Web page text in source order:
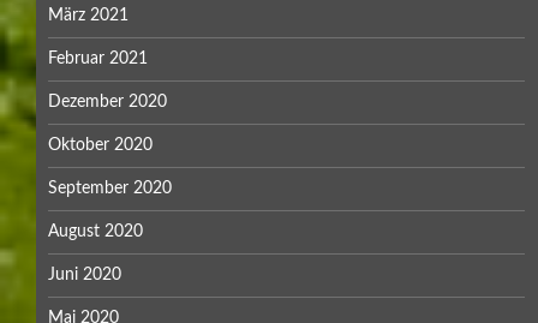
März 2021
Februar 2021
Dezember 2020
Oktober 2020
September 2020
August 2020
Juni 2020
Mai 2020